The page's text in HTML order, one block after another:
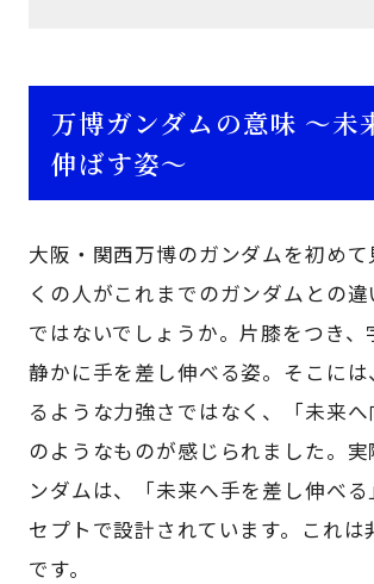
万博ガンダムの意味 ～未
伸ばす姿～
大阪・関西万博のガンダムを初め
くの人がこれまでのガンダムとの
ではないでしょうか。片膝をつき、
静かに手を差し伸べる姿。そこに
るような力強さではなく、「未来へ
のようなものが感じられました。
ンダムは、「未来へ手を差し伸べ
セプトで設計されています。これは
です。